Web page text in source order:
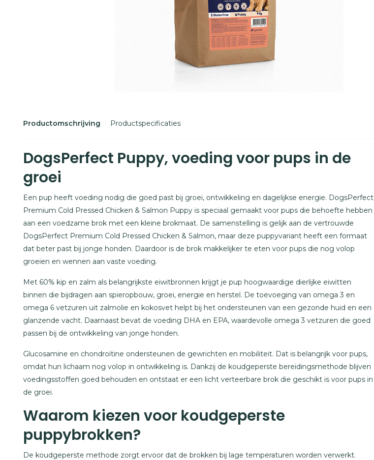
Productomschrijving Productspecificaties
DogsPerfect Puppy, voeding voor pups in de
groei
Een pup heeft voeding nodig die goed past bij groei, ontwikkeling en dagelijkse energie. DogsPerfect
Premium Cold Pressed Chicken & Salmon Puppy is speciaal gemaakt voor pups die behoefte hebben
aan een voedzame brok met een kleine brokmaat. De samenstelling is gelijk aan de vertrouwde
DogsPerfect Premium Cold Pressed Chicken & Salmon, maar deze puppyvariant heeft een formaat
dat beter past bij jonge honden. Daardoor is de brok makkelijker te eten voor pups die nog volop
groeien en wennen aan vaste voeding.
Met 60% kip en zalm als belangrijkste eiwitbronnen krijgt je pup hoogwaardige dierlijke eiwitten
binnen die bijdragen aan spieropbouw, groei, energie en herstel. De toevoeging van omega 3 en
omega 6 vetzuren uit zalmolie en kokosvet helpt bij het ondersteunen van een gezonde huid en een
glanzende vacht. Daarnaast bevat de voeding DHA en EPA, waardevolle omega 3 vetzuren die goed
passen bij de ontwikkeling van jonge honden.
Glucosamine en chondroïtine ondersteunen de gewrichten en mobiliteit. Dat is belangrijk voor pups,
omdat hun lichaam nog volop in ontwikkeling is. Dankzij de koudgeperste bereidingsmethode blijven
voedingsstoffen goed behouden en ontstaat er een licht verteerbare brok die geschikt is voor pups in
de groei.
Waarom kiezen voor koudgeperste
puppybrokken?
De koudgeperste methode zorgt ervoor dat de brokken bij lage temperaturen worden verwerkt.